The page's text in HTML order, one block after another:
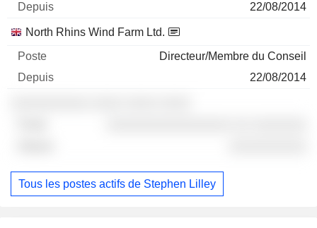
22/08/2014
North Rhins Wind Farm Ltd.
Directeur/Membre du Conseil
22/08/2014
Tous les postes actifs de Stephen Lilley